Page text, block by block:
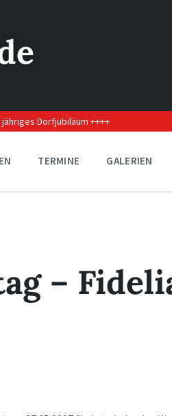
jähriges Dorfjubiläum ++++
TERMINE GALERIEN
–